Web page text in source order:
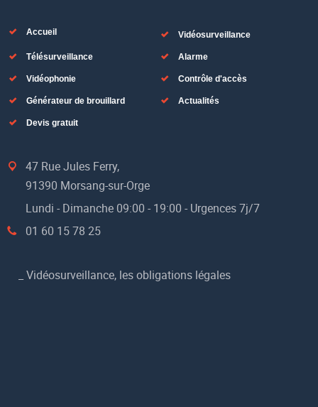
Accueil Vidéosurveillance
Télésurveillance Alarme
Vidéophonie Contrôle d'accès
Générateur de brouillard Actualités
Devis gratuit
47 Rue Jules Ferry,
91390 Morsang-sur-Orge
Lundi - Dimanche 09:00 - 19:00 - Urgences 7j/7
01 60 15 78 25
Vidéosurveillance, les obligations légales